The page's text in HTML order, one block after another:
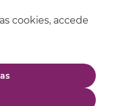
cookies, accede